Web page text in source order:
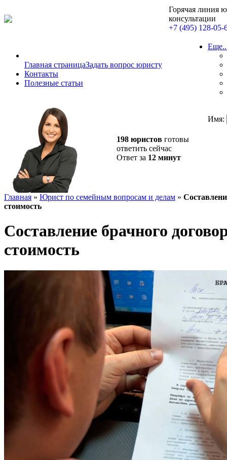
Горячая линия
консультации
+7 (495) 128-05-
Главная страницаЗадать вопрос юристу
Контакты
Полезные статьи
198 юристов готовы
ответить сейчас
Ответ за 12 минут
Имя:
Главная » Юрист по семейным вопросам и делам »
стоимость
Составление брачного
стоимость